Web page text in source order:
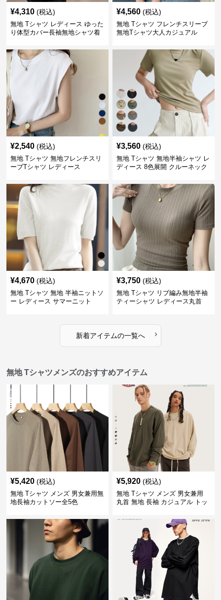
¥4,310 (税込)
無地 Tシャツ レディース ゆった
り体型カバー長袖無地シャツ着
¥4,560 (税込)
無地 Tシャツ フレンチスリーブ
無地Tシャツ大人カジュアル
¥2,540 (税込)
無地 Tシャツ 無地フレンチスリ
ーブTシャツ レディース
¥3,560 (税込)
無地 Tシャツ 無地半袖シャツ レ
ディース 8色展開 クルーネック
¥4,670 (税込)
無地 Tシャツ 無地 半袖ニットソ
ー レディース サマーニット
¥3,750 (税込)
無地 Tシャツ リブ編み無地半袖
ティーシャツ レディース丸首
新着アイテムの一覧へ ›
無地 Tシャツメンズのおすすめアイテム
¥5,420 (税込)
無地 Tシャツ メンズ 男女兼用無
地長袖カットソー全5色
¥5,920 (税込)
無地 Tシャツ メンズ 男女兼用
丸首 無地 長袖 カジュアル トッ